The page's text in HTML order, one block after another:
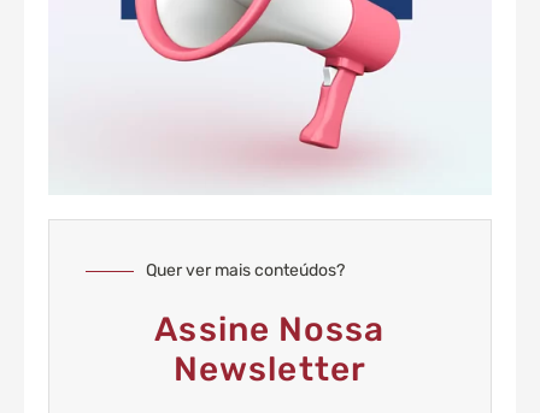
Quer ver mais conteúdos?
Assine Nossa
Newsletter